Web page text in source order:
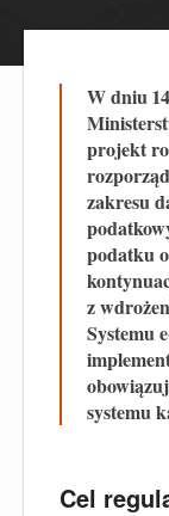
W dniu
projekt
zakresu
podatku
z
Systemu
systemu
Cel